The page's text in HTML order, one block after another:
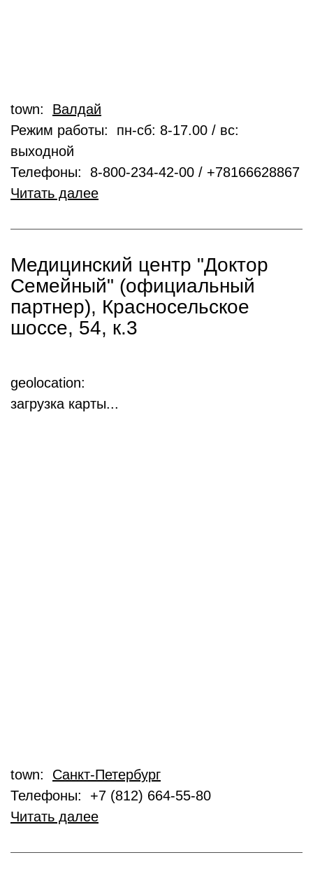
town: Валдай
Режим работы: пн-сб: 8-17.00 / вс:
выходной
Телефоны: 8-800-234-42-00 / +78166628867
Читать далее
Медицинский центр "Доктор
Семейный" (официальный
партнер), Красносельское
шоссе, 54, к.3
geolocation:
загрузка карты...
town: Санкт-Петербург
Телефоны: +7 (812) 664-55-80
Читать далее